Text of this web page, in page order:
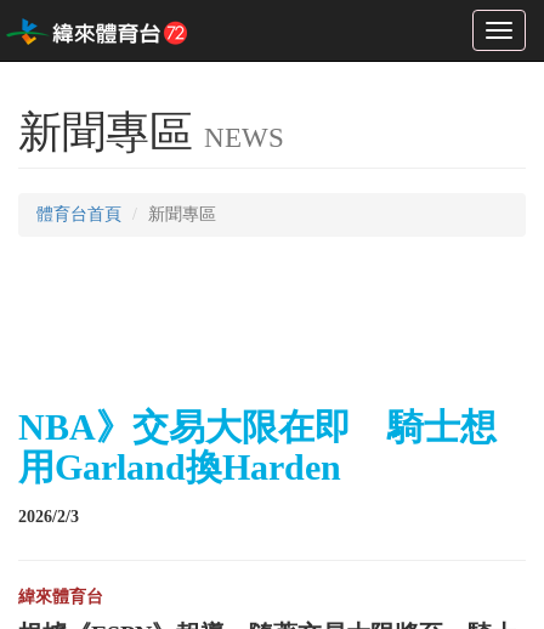
Toggle
新聞專區 NEWS
體育台首頁 新聞專區
NBA》交易大限在即 騎士想
用Garland換Harden
2026/2/3
緯來體育台